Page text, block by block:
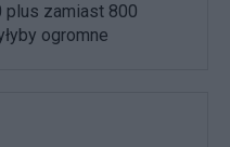
plus zamiast 800
ogromne